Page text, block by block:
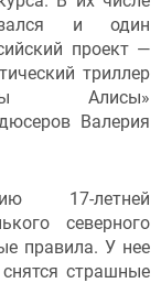
и один
проект —
триллер
Алисы»
Валерия
17-летней
северного
правила. У нее
страшные